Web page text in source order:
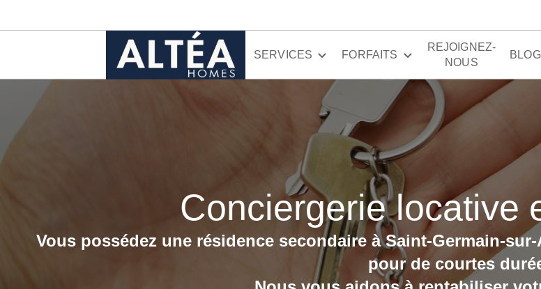
SERVICES FORFAITS
REJOIGNEZ-
NOUS
BLOG
Conciergerie locative
Vous possédez une résidence secondaire à Saint-Germain-sur-
pour de courtes